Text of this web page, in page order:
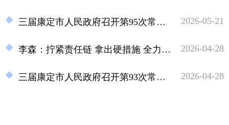
三届康定市人民政府召开第95次常务会议 2026-05-21
李森：拧紧责任链 拿出硬措施 全力维护人民群众生命财产安全 2026-04-28
三届康定市人民政府召开第93次常务会议 2026-04-28